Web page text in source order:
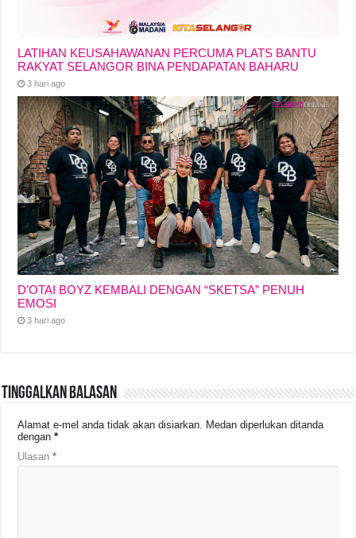
LATIHAN KEUSAHAWANAN PERCUMA PLATS BANTU
RAKYAT SELANGOR BINA PENDAPATAN BAHARU
3 hari ago
D’OTAI BOYZ KEMBALI DENGAN “SKETSA” PENUH
EMOSI
3 hari ago
Tinggalkan Balasan
Alamat e-mel anda tidak akan disiarkan. Medan diperlukan ditanda
dengan*
Ulasan*